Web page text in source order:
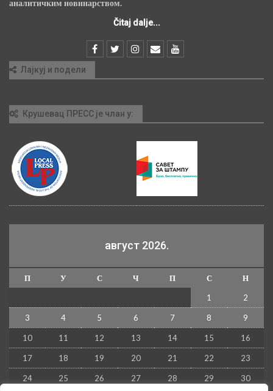
аналитичким новинарством.
Čitaj dalje...
Лајкуј и подели
Крушевац ПРЕСС је члан у:
август 2026.
П У С Ч П С
Н
1
2
3 4 5 6 7 8 9
10 11 12 13 14 15 16
17 18 19 20 21 22 23
24 25 26 27 28 29 30